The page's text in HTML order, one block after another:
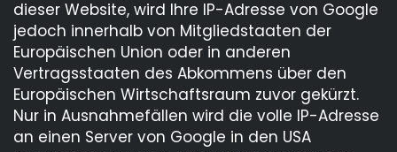
dieser Website, wird Ihre IP-Adresse von Google
jedoch innerhalb von Mitgliedstaaten der
Europäischen Union oder in anderen
Vertragsstaaten des Abkommens über den
Europäischen Wirtschaftsraum zuvor gekürzt.
Nur in Ausnahmefällen wird die volle IP-Adresse
an einen Server von Google in den USA